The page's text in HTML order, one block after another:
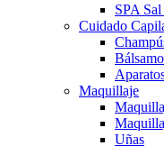
SPA
Cuidado
Bálsamo
Maquillaje
Uñas